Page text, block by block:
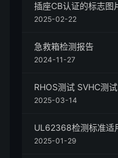
插座CB认证的标志图
2025-02-22
急救箱检测报告
2024-11-27
RHOS测试 SVHC测
2025-03-14
UL62368检测标准适
2025-01-29